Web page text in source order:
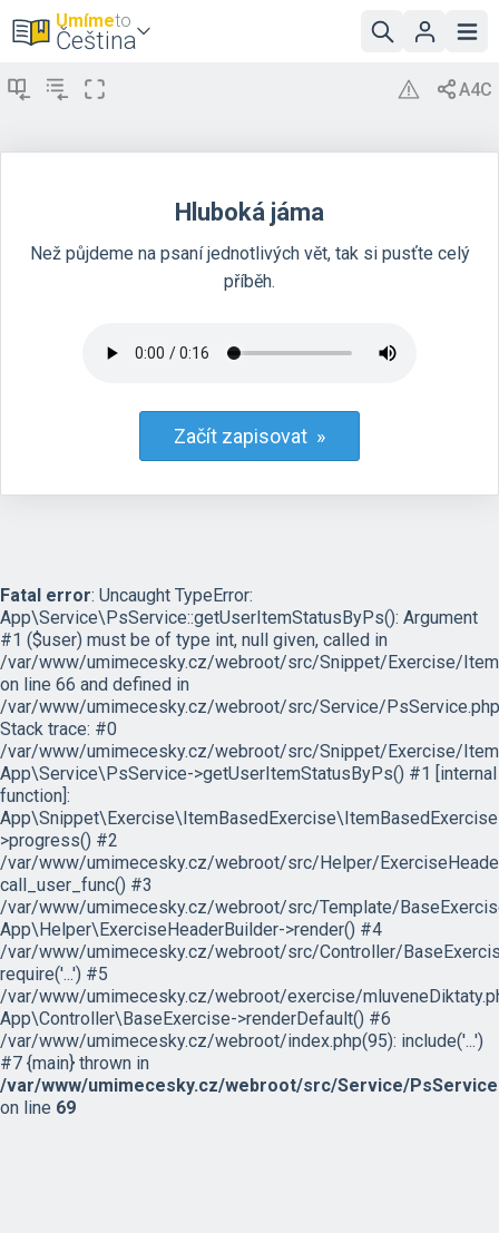
Umímeto
Čeština
Hluboká jáma
Než půjdeme na psaní jednotlivých vět, tak si pusťte celý
příběh.
Začít zapisovat »
Fatal error: Uncaught TypeError:
App\Service\PsService::getUserItemStatusByPs(): Argument
#1 ($user) must be of type int, null given, called in
/var/www/umimecesky.cz/webroot/src/Snippet/Exercise/
on line 66 and defined in
/var/www/umimecesky.cz/webroot/src/Service/
Stack trace: #0
/var/www/umimecesky.cz/webroot/src/Snippet/Exercise/
App\Service\PsService->getUserItemStatusByPs() #1 [internal
function]:
>progress() #2
/var/www/umimecesky.cz/webroot/src/Helper/
call_user_func() #3
/var/www/umimecesky.cz/webroot/src/Template/
App\Helper\ExerciseHeaderBuilder->render() #4
/var/www/umimecesky.cz/webroot/src/Controller/
require('...') #5
/var/www/umimecesky.cz/webroot/exercise/
App\Controller\BaseExercise->renderDefault() #6
/var/www/umimecesky.cz/webroot/index.php(95): include('...')
#7 {main} thrown in
/var/www/umimecesky.cz/webroot/src/Service/
on line 69